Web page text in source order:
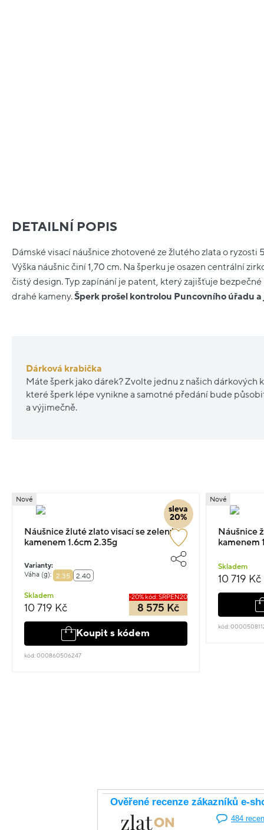
DETAILNÍ POPIS
Dámské visací náušnice zhotovené ze žlutého zlata o ryzosti
Výška náušnic činí 1,70 cm. Na šperku je osazen centrální
čistý design. Typ zapínání je patent, který zajišťuje
drahé kameny.Šperk prošel kontrolou Puncovního úřadu
Dárková krabička
Máte šperk jako dárek? Zvolte jednu z našich dárkových
které šperk lépe vynikne a samotné předání bude
a výjimečně.
sleva
20%
Nové
Náušnice žluté zlato visací se zeleným
kamenem 1.6cm 2.35g
Varianty:
Váha (g):
2.35 2.40
Skladem
10 719 Kč
-20% kód: SRPEN20
8 575 Kč
Koupit s kódem
kód: 000860506247
Nové
Náušnice
kamenem
Skladem
10 719 Kč
kód: